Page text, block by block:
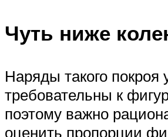
Чуть ниже
Наряды такого покроя
требовательны к
поэтому важно
оценить пропорции